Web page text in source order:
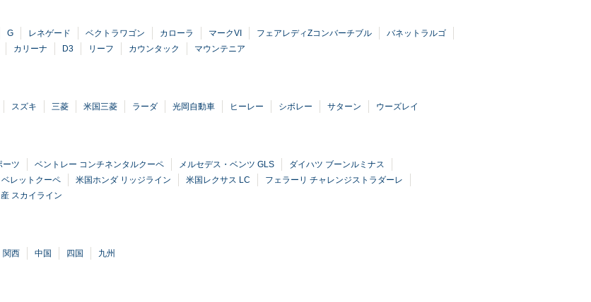
G レネゲード ベクトラワゴン カローラ マークVI フェアレディZコンバーチブル
バネットラルゴ
カリーナ D3 リーフ カウンタック マウンテニア
スズキ 三菱 米国三菱 ラーダ 光岡自動車 ヒーレー シボレー サターン ウーズレイ
ーツ ベントレー コンチネンタルクーペ メルセデス・ベンツ GLS
ダイハツ ブーンルミナス
ベレットクーペ 米国ホンダ リッジライン 米国レクサス LC
フェラーリ チャレンジストラダーレ
産 スカイライン
関西 中国 四国 九州